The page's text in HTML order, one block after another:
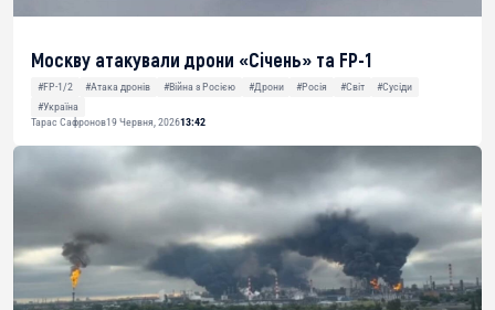
Москву атакували дрони «Січень» та FP-1
#FP-1/2 #Атака дронів #Війна з Росією #Дрони #Росія #Світ
#Сусіди
#Україна
Тарас Сафронов19 Червня, 202613:42